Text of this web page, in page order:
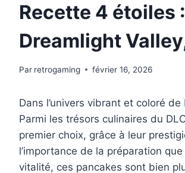
Recette 4 étoiles
Dreamlight
Par retrogaming février 16, 2026
Dans l’univers vibrant et coloré
Parmi les trésors culinaires du
premier choix, grâce à leur
l’importance de la préparation
vitalité, ces pancakes sont bien